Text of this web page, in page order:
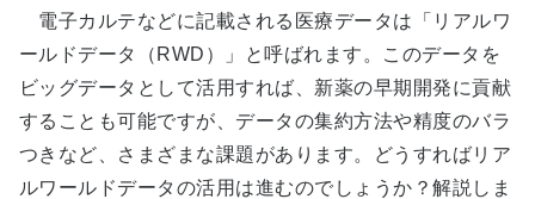
電子カルテなどに記載される医療データは「リアルワ
ールドデータ（RWD）」と呼ばれます。このデータを
ビッグデータとして活用すれば、新薬の早期開発に貢献
することも可能ですが、データの集約方法や精度のバラ
つきなど、さまざまな課題があります。どうすればリア
ルワールドデータの活用は進むのでしょうか？解説しま